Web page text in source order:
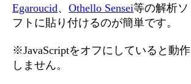
Egaroucid、Othello Sensei等の解析ソ
フトに貼り付けるのが簡単です。
※JavaScriptをオフにしていると動作
しません。